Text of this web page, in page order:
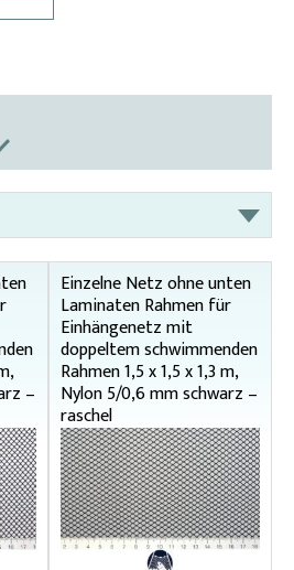
Teiche und Käfigzucht
für Einhängenetze
Aufzuchtkäfig
– Hälterungsnetz
– Schwimmendes
–
Einzelne Netz ohne unten
Laminaten Rahmen für
Einhängenetz mit
doppeltem schwimmenden
Rahmen 1,5 x 1,5 x 1,3 m,
Nylon 5/0,6 mm schwarz –
raschel